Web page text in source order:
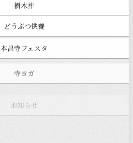
樹木葬
どうぶつ供養
本昌寺フェスタ
お知らせ
注目の記事